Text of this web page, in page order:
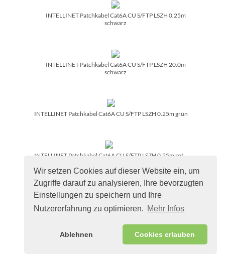
Wir setzen Cookies auf dieser Website ein, um
Zugriffe darauf zu analysieren, Ihre bevorzugten
Einstellungen zu speichern und Ihre
Nutzererfahrung zu optimieren. Mehr Infos
Ablehnen Cookies erlauben
INTELLINET Patchkabel Cat6A CU S/­FTP LSZH 0.25m
schwarz
INTELLINET Patchkabel Cat6A CU S/­FTP LSZH 20.0m
schwarz
INTELLINET Patchkabel Cat6A CU S/­FTP LSZH 0.25m grün
INTELLINET Patchkabel Cat6A CU S/­FTP LSZH 0.25m rot
INTELLINET Patchkabel Cat6A CU S/­FTP LSZH 0.25m grau
INTELLINET Patchkabel Cat6A CU S/­FTP LSZH 10.0m grau